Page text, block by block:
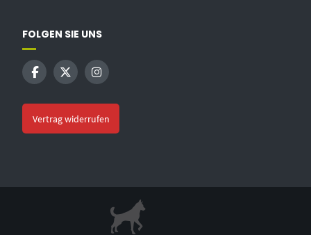
FOLGEN SIE UNS
Vertrag widerrufen